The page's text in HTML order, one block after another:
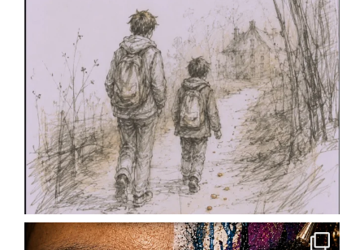
Cours de théâtre, ateliers, stages, masterclass,
technique oratoire : il y en a pour tous les âges
et toutes les envies.
✨ Pour les enfants : cours préparatoire dès le
CE1/CE2
✨ Pour les ados : cycles théâtre et
accompagnement à la pratique scénique
✨ Pour les...See More
Photo
View on Facebook · Share